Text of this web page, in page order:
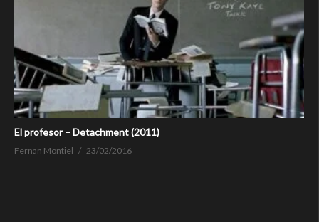
El profesor – Detachment (2011)
Fernan Montiel 23/02/2016